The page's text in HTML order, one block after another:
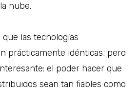
nube.
las tecnologías
prácticamente idénticas; pero
el poder hacer que
sean tan fiables como